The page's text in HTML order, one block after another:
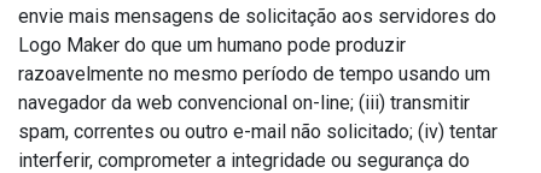
envie mais mensagens de solicitação aos servidores do
Logo Maker do que um humano pode produzir
razoavelmente no mesmo período de tempo usando um
navegador da web convencional on-line; (iii) transmitir
spam, correntes ou outro e-mail não solicitado; (iv) tentar
interferir, comprometer a integridade ou segurança do